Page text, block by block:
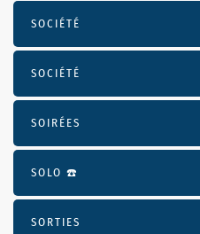
SOCIÉTÉ
SOCIÉTÉ
SOIRÉES
SOLO ☎️
SORTIES